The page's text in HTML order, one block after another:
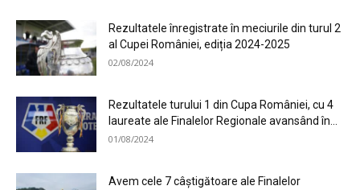
Rezultatele înregistrate în meciurile din turul 2
al Cupei României, ediția 2024-2025
02/08/2024
Rezultatele turului 1 din Cupa României, cu 4
laureate ale Finalelor Regionale avansând în...
01/08/2024
Avem cele 7 câștigătoare ale Finalelor